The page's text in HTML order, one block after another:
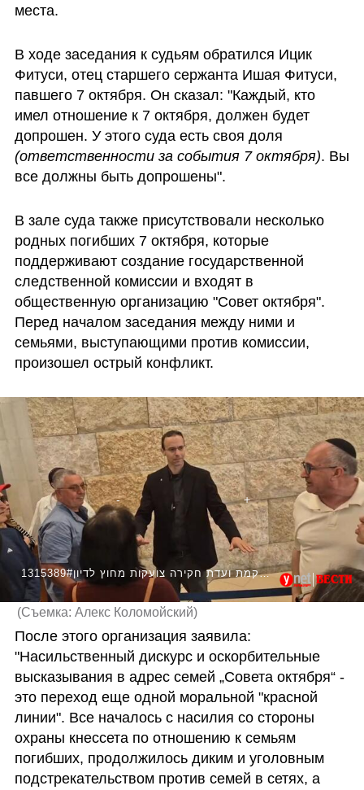
места.
В ходе заседания к судьям обратился Ицик
Фитуси, отец старшего сержанта Ишая Фитуси,
павшего 7 октября. Он сказал: "Каждый, кто
имел отношение к 7 октября, должен будет
(ответственности за события 7 октября). Вы
все должны быть допрошены".
В зале суда также присутствовали несколько
родных погибших 7 октября, которые
поддерживают создание государственной
следственной комиссии и входят в
общественную организацию "Совет октября".
Перед началом заседания между ними и
семьями, выступающими против комиссии,
произошел острый конфликт.
1315389#משפחות שכולות שמתנגדות להקמת ועדת חקירה צועקות מחוץ לדיון
(Съемка: Алекс Коломойский)
После этого организация заявила:
"Насильственный дискурс и оскорбительные
высказывания в адрес семей „Совета октября“ -
это переход еще одной моральной "красной
линии". Все началось с насилия со стороны
охраны кнессета по отношению к семьям
погибших, продолжилось диким и уголовным
подстрекательством против семей в сетях, а